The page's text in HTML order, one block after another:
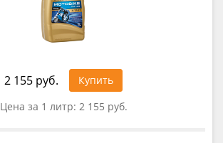
2 155 руб.
Купить
Цена за 1 литр: 2 155 руб.